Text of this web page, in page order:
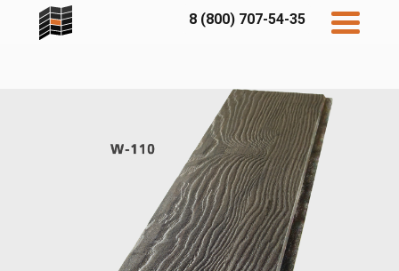
8 (800) 707-54-35
Бесплатный
расчет
Контакты
Дисконт